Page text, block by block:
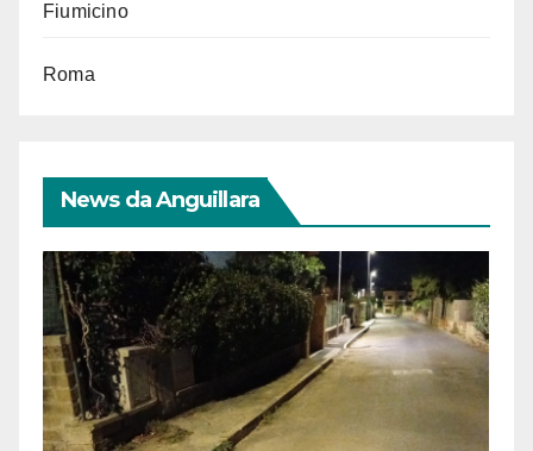
Fiumicino
Roma
News da Anguillara